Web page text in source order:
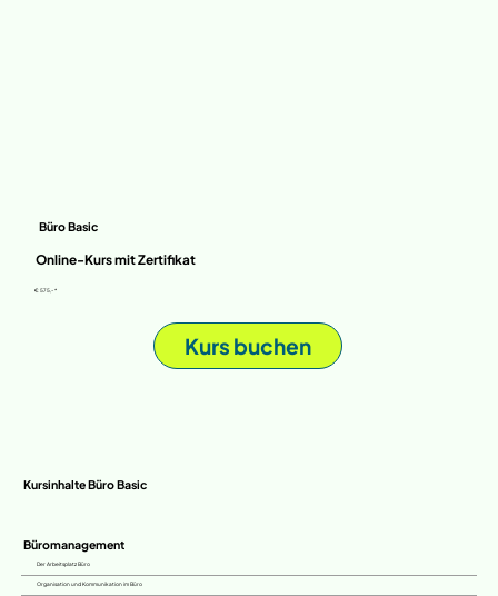
Büro Basic
Online-Kurs mit Zertifikat
€ 575,- *
Kurs buchen
Kursinhalte Büro Basic
Büromanagement
Der Arbeitsplatz Büro
Organisation und Kommunikation im Büro